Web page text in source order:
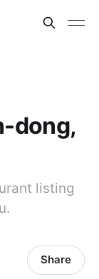
dong,
listing
Share